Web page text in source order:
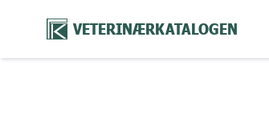
VETERINÆRKATALOGEN